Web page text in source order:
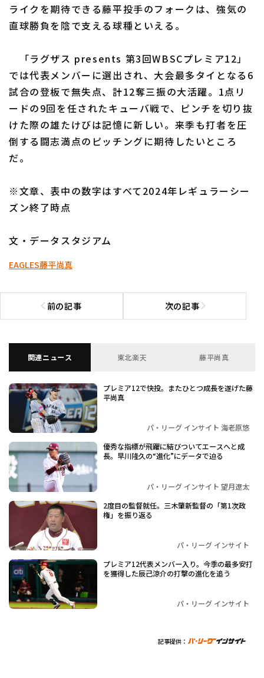
ライクを期待できる藤平投手のフォークは、強気の
直球勝負を陰で支える球種といえる。
「ラグザス presents 第3回WBSCプレミア12」
では代表メンバーに選出され、大会最多タイとなる6
試合の登板で無失点、計12奪三振の大活躍。1点リ
ードの9回を任されたキューバ戦で、ピンチを切り抜
けた際の雄たけびは記憶に新しい。来季も打者を圧
倒する闘志満点のピッチングに期待したいところ
だ。
※文章、表中の数字はすべて2024年レギュラーシー
ズン終了時点
文・データスタジアム
EAGLES藤平尚真
前の記事
前の記事へ 次の記事次の記事へ
関連ニュース 東北楽天 藤平尚真
プレミア12で快投。またひとつ成長を遂げた藤
平尚真
パ・リーグ インサイト 海老原悠
優秀な指標が飛躍に結びついてエースへと成
長。早川隆久の“進化”にデータで迫る
パ・リーグ インサイト 望月遼太
2度目の監督就任。三木肇新監督の「第1次政
権」を振り返る
パ・リーグ インサイト
プレミア12代表メンバー入り。今季の最多安打
を獲得した辰己涼介の打撃の進化を追う
パ・リーグ インサイト
記事提供：